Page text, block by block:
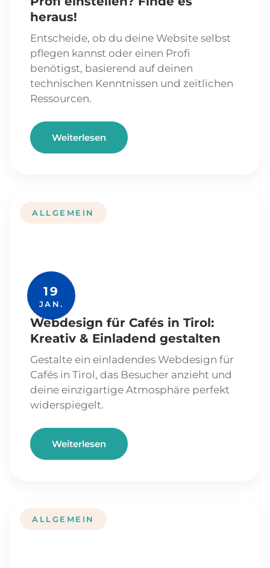
heraus!
Entscheide, ob du deine Website selbst
pflegen kannst oder einen Profi
benötigst, basierend auf deinen
technischen Kenntnissen und zeitlichen
Ressourcen.
Weiterlesen
19
JAN.
ALLGEMEIN
Webdesign für Cafés in Tirol:
Kreativ & Einladend gestalten
Gestalte ein einladendes Webdesign für
Cafés in Tirol, das Besucher anzieht und
deine einzigartige Atmosphäre perfekt
widerspiegelt.
Weiterlesen
ALLGEMEIN